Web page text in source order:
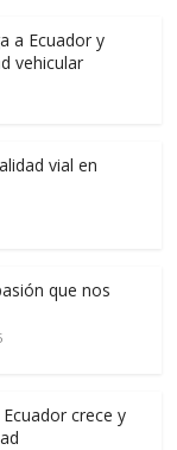
a Ecuador y
vehicular
vial en
que nos
crece y